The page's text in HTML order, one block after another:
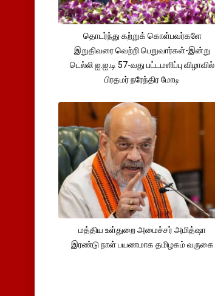
தொடர்ந்து கற்றுக் கொள்பவர்களே
இறுதிவரை வெற்றி பெறுவார்கள்-இன்று
டெல்லி ஐ.ஐ.டி 57-வது பட்டமளிப்பு விழாவில்
பிரதமர் நரேந்திர மோடி
மத்திய உள்துறை அமைச்சர் அமித்ஷா
இரண்டு நாள் பயணமாக தமிழகம் வருகை